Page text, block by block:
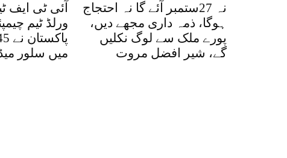
آئی ٹی ایف
ورلڈ ٹیم
میں سلور
نہ 27ستمبر آئے گا نہ احتجاج
ہوگا، ذمہ داری مجھے دیں،
پورے ملک سے لوگ نکلیں
گے، شیر افضل مروت